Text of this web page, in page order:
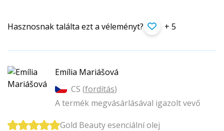
Hasznosnak találta ezt a véleményt? + 5
Emília Mariášová
CS (fordítás)
A termék megvásárlásával igazolt vevő
Gold Beauty esenciální olej